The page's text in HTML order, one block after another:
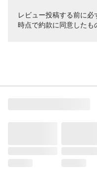
レビュー投稿する前に必
時点で約款に同意したも